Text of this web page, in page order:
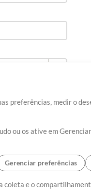
preferências, medir o
ou os ative em
Gerenciar preferências
coleta e o
de cookies
Contato